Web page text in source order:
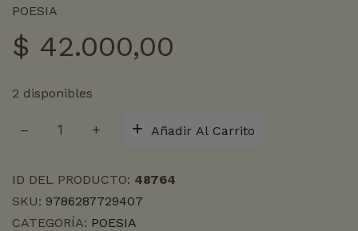
POESIA
$ 42.000,00
2 disponibles
HABITAR
TIERRA
cantidad
Añadir Al Carrito
ID DEL PRODUCTO: 48764
SKU: 9786287729407
CATEGORÍA: POESIA